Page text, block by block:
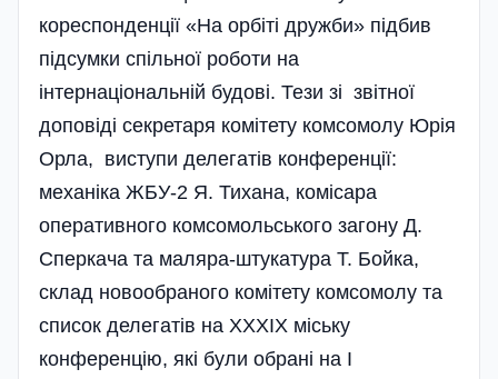
кореспонденції «На орбіті дружби» підбив
підсумки спільної роботи на
інтернаціональній будові. Тези зі звітної
доповіді секретаря комітету комсомолу Юрія
Орла, виступи делегатів конференції:
механіка ЖБУ-2 Я. Тихана, комісара
оперативного комсомольського загону Д.
Сперкача та маляра-штукатура Т. Бойка,
склад новообраного комітету комсомолу та
список делегатів на ХХХІХ міську
конференцію, які були обрані на І